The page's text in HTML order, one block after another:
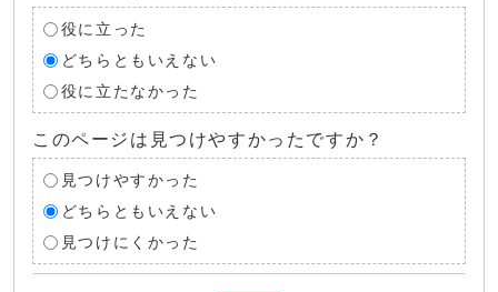
役に立った
どちらともいえない
役に立たなかった
このページは見つけやすかったですか？
見つけやすかった
どちらともいえない
見つけにくかった